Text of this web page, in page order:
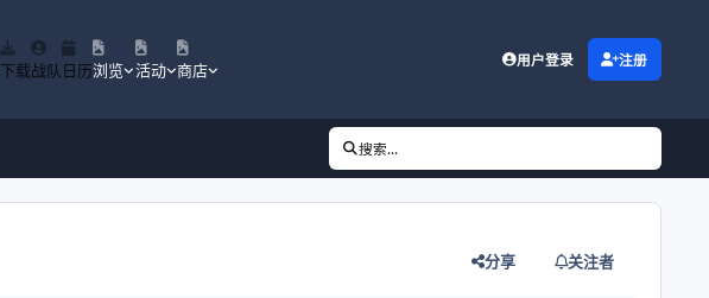
下载战队 日历浏览 活动 商店
用户登录 注册
搜索...
分享 关注者